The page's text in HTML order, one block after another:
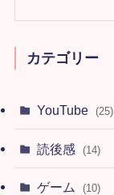
カテゴリー
YouTube (25)
読後感 (14)
ゲーム (10)